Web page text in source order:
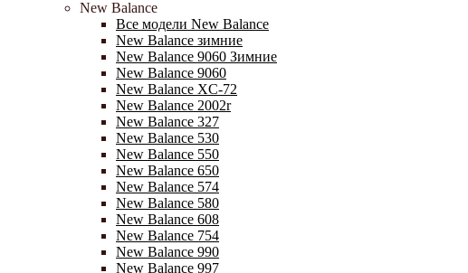
New Balance
Все модели New Balance
New Balance зимние
New Balance 9060 Зимние
New Balance 9060
New Balance XC-72
New Balance 2002r
New Balance 327
New Balance 530
New Balance 550
New Balance 650
New Balance 574
New Balance 580
New Balance 608
New Balance 754
New Balance 990
New Balance 997